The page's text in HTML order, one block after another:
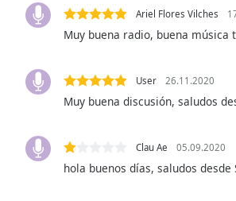
Subtitles
settings
opens
subtitles
dialog
subtitles
Ariel Flores Vilches
Muy buena radio, buena música
User 26.11.2020
Muy buena discusión, saludos
Clau Ae 05.09.2020
hola buenos días, saludos